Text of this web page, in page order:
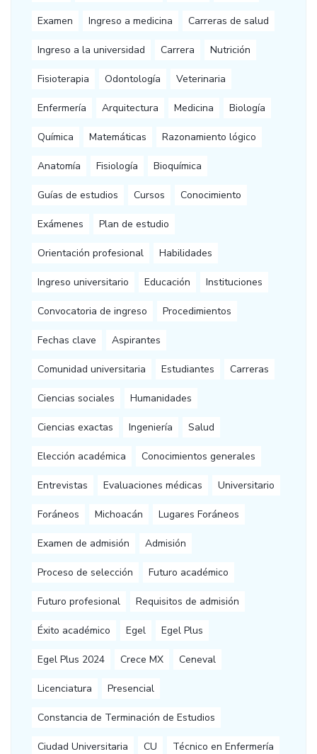
Examen Ingreso a medicina Carreras de salud
Ingreso a la universidad Carrera Nutrición
Fisioterapia Odontología Veterinaria
Enfermería Arquitectura Medicina Biología
Química Matemáticas Razonamiento lógico
Anatomía Fisiología Bioquímica
Guías de estudios Cursos Conocimiento
Exámenes Plan de estudio
Orientación profesional Habilidades
Ingreso universitario Educación Instituciones
Convocatoria de ingreso Procedimientos
Fechas clave Aspirantes
Comunidad universitaria Estudiantes Carreras
Ciencias sociales Humanidades
Ciencias exactas Ingeniería Salud
Elección académica Conocimientos generales
Entrevistas Evaluaciones médicas Universitario
Foráneos Michoacán Lugares Foráneos
Examen de admisión Admisión
Proceso de selección Futuro académico
Futuro profesional Requisitos de admisión
Éxito académico Egel Egel Plus
Egel Plus 2024 Crece MX Ceneval
Licenciatura Presencial
Constancia de Terminación de Estudios
Ciudad Universitaria CU Técnico en Enfermería